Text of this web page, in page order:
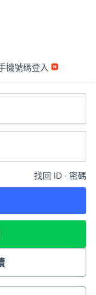
機號碼登入
找回 ID ∙ 密碼